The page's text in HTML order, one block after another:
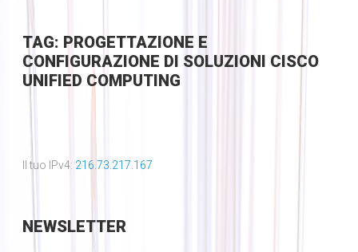
TAG: PROGETTAZIONE E
CONFIGURAZIONE DI SOLUZIONI CISCO
UNIFIED COMPUTING
Il tuo IPv4: 216.73.217.167
NEWSLETTER